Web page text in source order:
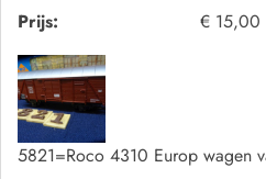
Prijs:
€ 15,00
5821=Roco 4310 Europ wagen